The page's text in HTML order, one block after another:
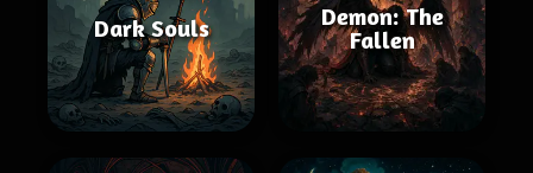
Dark Souls
Demon: The
Fallen